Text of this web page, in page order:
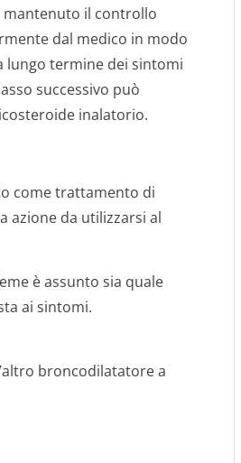
mantenuto il controllo
dal medico in modo
lungo termine dei sintomi
successivo può
inalatorio.
come trattamento di
azione da utilizzarsi al
è assunto sia quale
ai sintomi.
broncodilatatore a